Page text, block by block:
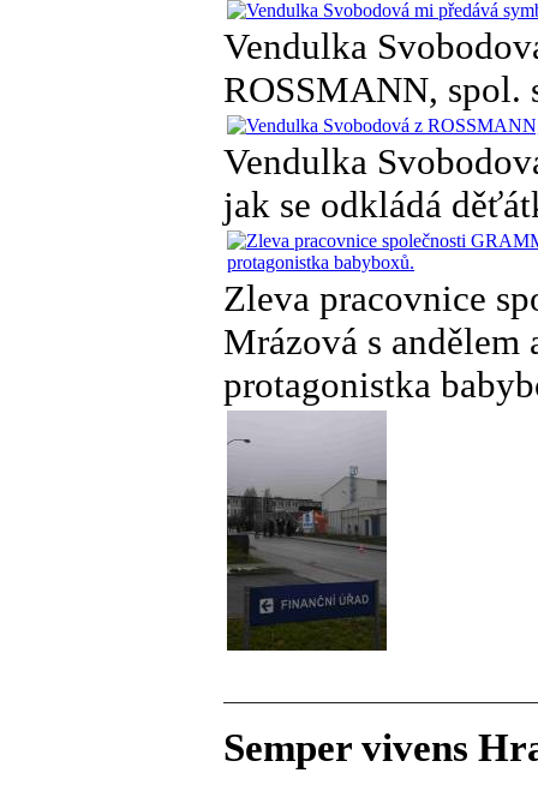
Vendulka
ROSSMANN, spol.
Vendulka
jak se odkládá
Zleva pracovnice
Mrázová s andělem
protagonistka
Semper vivens